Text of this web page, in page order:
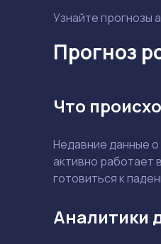
Узнайте прогнозы
Прогноз
Что
Недавние данные
активно работает
готовиться к
Аналитики